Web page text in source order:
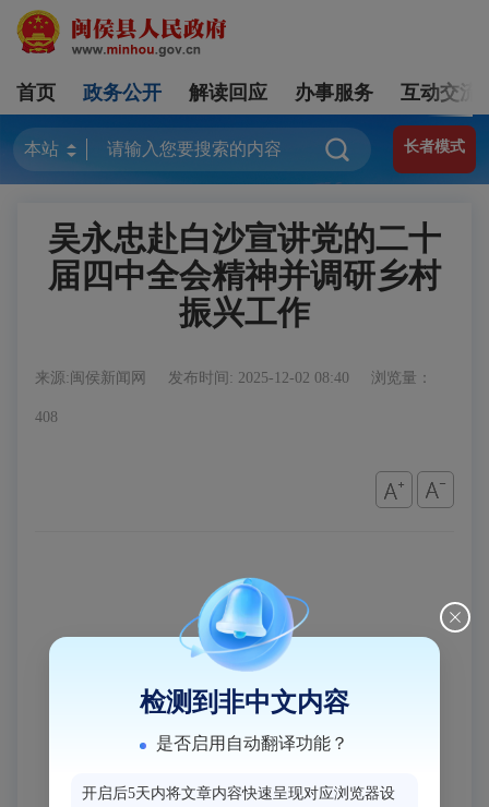
首页 政务公开 解读回应 办事服务 互动交流
长者模式
吴永忠赴白沙宣讲党的二十
届四中全会精神并调研乡村
振兴工作
来源:闽侯新闻网 发布时间: 2025-12-02 08:40 浏览量：
408
检测到非中文内容
是否启用自动翻译功能？
开启后5天内将文章内容快速呈现对应浏览器设